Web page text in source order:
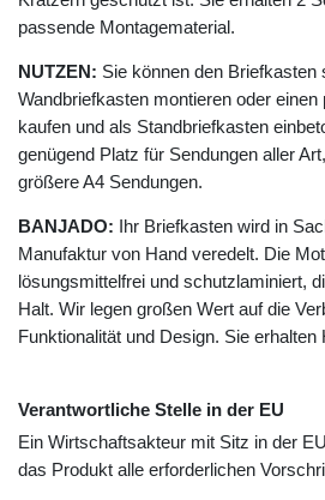
passende Montagematerial.
NUTZEN: Sie können den Briefkasten
Wandbriefkasten montieren oder
kaufen und als Standbriefkasten
genügend Platz für Sendungen aller
größere A4 Sendungen.
BANJADO: Ihr Briefkasten wird in
Manufaktur von Hand veredelt. Die
lösungsmittelfrei und schutzlaminiert,
Halt. Wir legen großen Wert auf die
Funktionalität und Design. Sie
Verantwortliche Stelle in der EU
Ein Wirtschaftsakteur mit Sitz in der
das Produkt alle erforderlichen